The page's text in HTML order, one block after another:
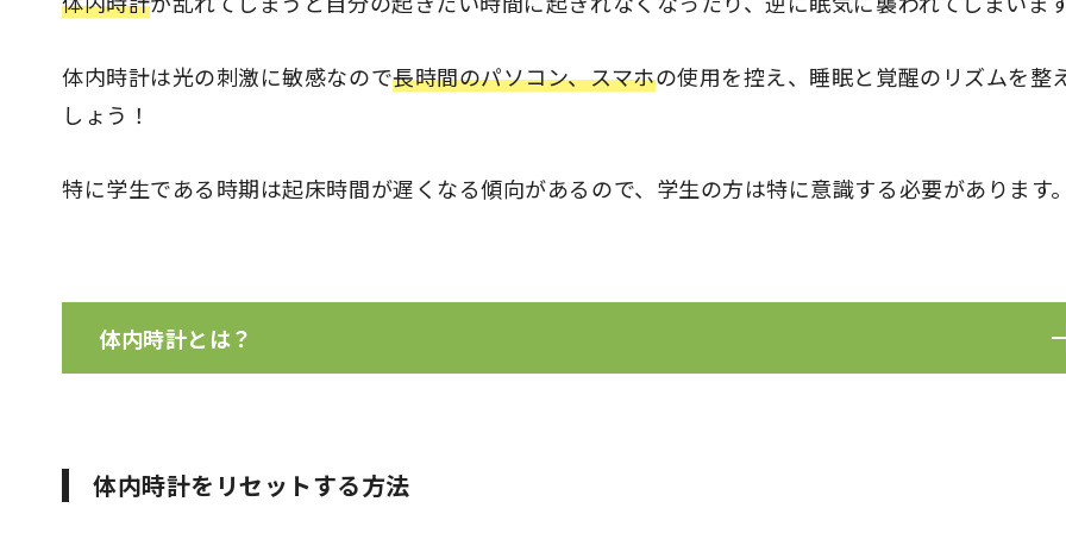
体内時計は光の刺激に敏感なので長時間のパソコン、スマホの使用を控え、睡眠と覚醒のリズムを整
しょう！
特に学生である時期は起床時間が遅くなる傾向があるので、学生の方は特に意識する必要があります。
体内時計とは？
体内時計をリセットする方法